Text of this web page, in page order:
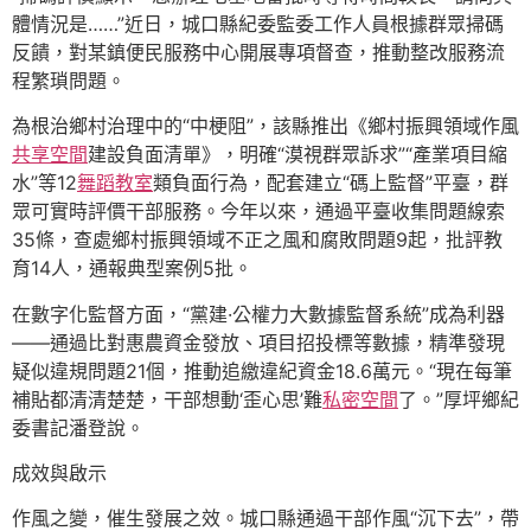
體情況是……”近日，城口縣紀委監委工作人員根據群眾掃碼
反饋，對某鎮便民服務中心開展專項督查，推動整改服務流
程繁瑣問題。
為根治鄉村治理中的“中梗阻”，該縣推出《鄉村振興領域作風
共享空間建設負面清單》，明確“漠視群眾訴求”“產業項目縮
水”等12舞蹈教室類負面行為，配套建立“碼上監督”平臺，群
眾可實時評價干部服務。今年以來，通過平臺收集問題線索
35條，查處鄉村振興領域不正之風和腐敗問題9起，批評教
育14人，通報典型案例5批。
在數字化監督方面，“黨建·公權力大數據監督系統”成為利器
——通過比對惠農資金發放、項目招投標等數據，精準發現
疑似違規問題21個，推動追繳違紀資金18.6萬元。“現在每筆
補貼都清清楚楚，干部想動‘歪心思’難私密空間了。”厚坪鄉紀
委書記潘登說。
成效與啟示
作風之變，催生發展之效。城口縣通過干部作風“沉下去”，帶